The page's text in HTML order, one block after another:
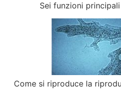
Sei funzioni
Come si riproduce la